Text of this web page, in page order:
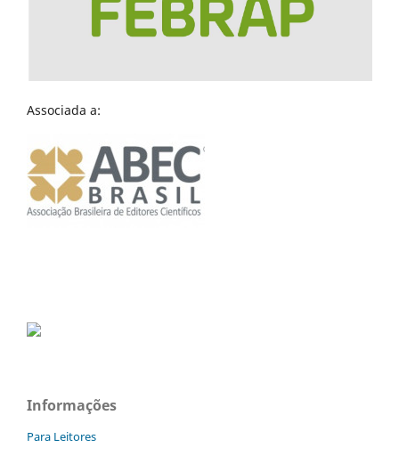
Associada a:
Informações
Para Leitores